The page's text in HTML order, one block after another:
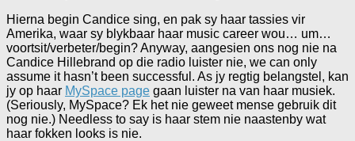
Hierna begin Candice sing, en pak sy haar tassies vir
Amerika, waar sy blykbaar haar music career wou… um…
voortsit/verbeter/begin? Anyway, aangesien ons nog nie na
Candice Hillebrand op die radio luister nie, we can only
assume it hasn’t been successful. As jy regtig belangstel, kan
jy op haar MySpace page gaan luister na van haar musiek.
(Seriously, MySpace? Ek het nie geweet mense gebruik dit
nog nie.) Needless to say is haar stem nie naastenby wat
haar fokken looks is nie.